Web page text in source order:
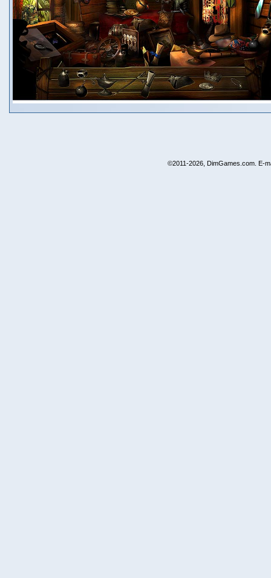
©2011-2026, DimGames.com. E-